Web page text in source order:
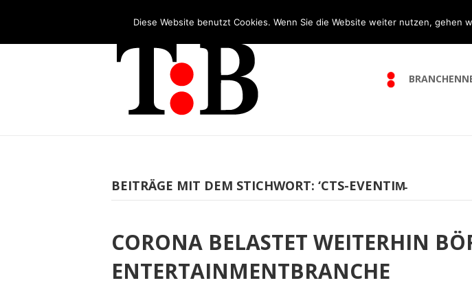
BEITRÄGE MIT DEM STICHWORT: ‘CTS-EVENTIM̵
CORONA BELASTET WEITERHIN
ENTERTAINMENTBRANCHE
Diese Website benutzt Cookies. Wenn Sie die Website weiter nutzen, gehen